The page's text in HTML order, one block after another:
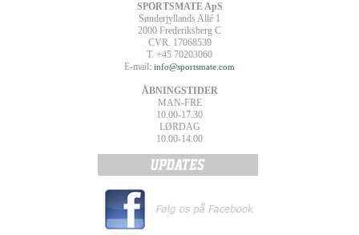
SPORTSMATE ApS
Sønderjyllands Allé 1
2000 Frederiksberg C
CVR. 17068539
T. +45 70203060
E-mail: info@sportsmate.com
ÅBNINGSTIDER
MAN-FRE
10.00-17.30
LØRDAG
10.00-14.00